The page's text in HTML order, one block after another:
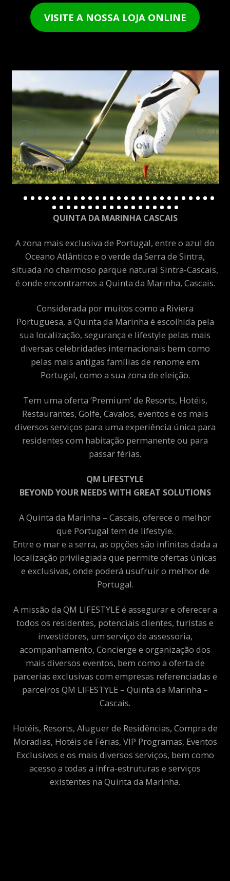
VISITE A NOSSA LOJA ONLINE
QUINTA DA MARINHA CASCAIS
A zona mais exclusiva de Portugal, entre o azul do
Oceano Atlântico e o verde da Serra de Sintra,
situada no charmoso parque natural Sintra-Cascais,
é onde encontramos a Quinta da Marinha, Cascais.
Considerada por muitos como a Riviera
Portuguesa, a Quinta da Marinha é escolhida pela
sua localização, segurança e lifestyle pelas mais
diversas celebridades internacionais bem como
pelas mais antigas famílias de renome em
Portugal, como a sua zona de eleição.
Tem uma oferta ‘Premium’ de Resorts, Hotéis,
Restaurantes, Golfe, Cavalos, eventos e os mais
diversos serviços para uma experiência única para
residentes com habitação permanente ou para
passar férias.
QM LIFESTYLE
BEYOND YOUR NEEDS WITH GREAT SOLUTIONS
A Quinta da Marinha – Cascais, oferece o melhor
que Portugal tem de lifestyle.
Entre o mar e a serra, as opções são infinitas dada a
localização privilegiada que permite ofertas únicas
e exclusivas, onde poderá usufruir o melhor de
Portugal.
A missão da QM LIFESTYLE é assegurar e oferecer a
todos os residentes, potenciais clientes, turistas e
investidores, um serviço de assessoria,
acompanhamento, Concierge e organização dos
mais diversos eventos, bem como a oferta de
parcerias exclusivas com empresas referenciadas e
parceiros QM LIFESTYLE – Quinta da Marinha –
Cascais.
Hotéis, Resorts, Aluguer de Residências, Compra de
Moradias, Hotéis de Férias, VIP Programas, Eventos
Exclusivos e os mais diversos serviços, bem como
acesso a todas a infra-estruturas e serviços
existentes na Quinta da Marinha.